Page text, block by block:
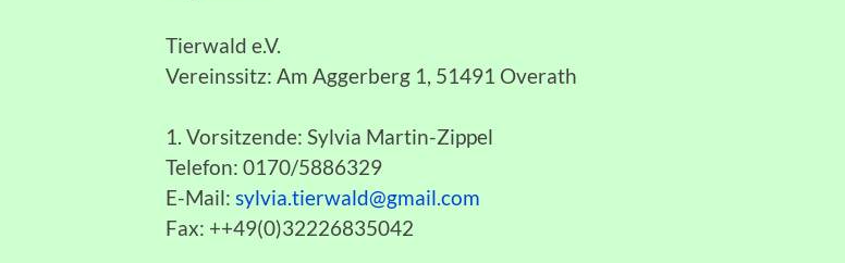
Tierwald e.V.
Vereinssitz: Am Aggerberg 1, 51491 Overath
1. Vorsitzende: Sylvia Martin-Zippel
Telefon: 0170/5886329
E-Mail: sylvia.tierwald@gmail.com
Fax: ++49(0)32226835042